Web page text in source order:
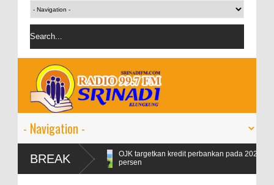
BREAK
Naik 99
OJK targetkan kredit perbankan pada 2024 tumbuh 9-11
persen